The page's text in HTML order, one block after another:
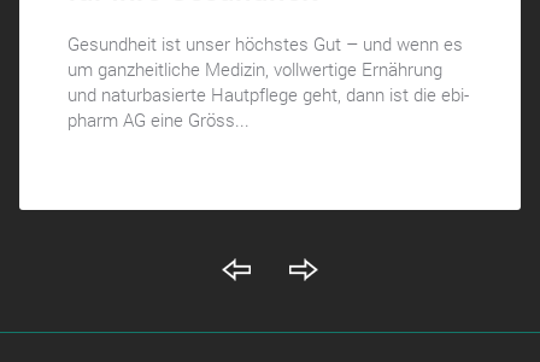
Gesundheit ist unser höchstes Gut – und wenn es
um ganzheitliche Medizin, vollwertige Ernährung
und naturbasierte Hautpflege geht, dann ist die ebi-
pharm AG eine Gröss...